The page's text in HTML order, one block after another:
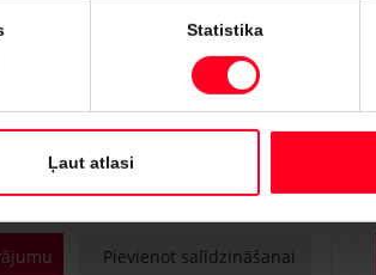
Statistika
Ļaut atlasi
City Verso
M/T (Priekšējā piedziņa) (81 kW)
400
Manuālā
Pievienot salīdzināšanai